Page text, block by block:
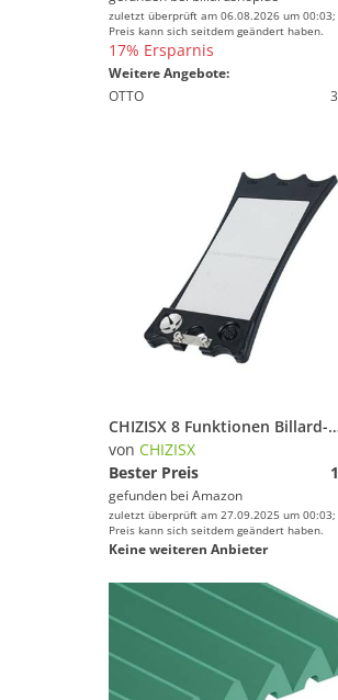
zuletzt überprüft am 06.08.2026 um
Preis kann sich seitdem geändert haben.
17% Ersparnis
Weitere Angebote:
OTTO
CHIZISX 8 Funktionen Billard-Queue-Spitzen-Former, Pool-Stick-Spitzen-Former,
von CHIZISX
Bester Preis
gefunden bei Amazon
zuletzt überprüft am 27.09.2025 um
Preis kann sich seitdem geändert haben.
Keine weiteren Anbieter